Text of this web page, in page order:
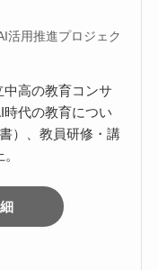
活用推進プロジェク
高の教育コンサ
代の教育につい
）、教員研修・講